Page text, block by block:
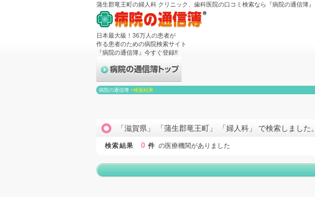
蒲生郡竜王町の婦人科 クリニック、歯科医院の口コミ検索なら『病院の通信簿』
日本最大級！36万人の患者が
作る患者のための病院検索サイト
『病院の通信簿』今すぐ登録!!
病院の通信簿 >検索結果
「滋賀県」 「蒲生郡竜王町」 「婦人科」 で検索しました。
検索結果 0 件 の医療機関がありました